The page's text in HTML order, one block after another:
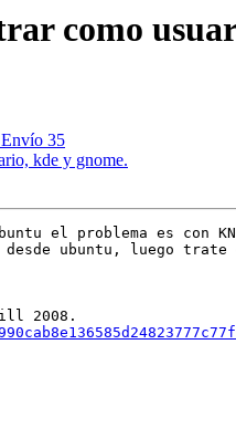
como
35
kde y gnome.
el problema es con
desde ubuntu, luego